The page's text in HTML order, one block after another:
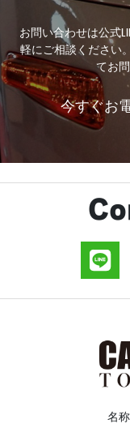
お問い合わせは公式
軽にご相談ください
てお
今すぐお
名称